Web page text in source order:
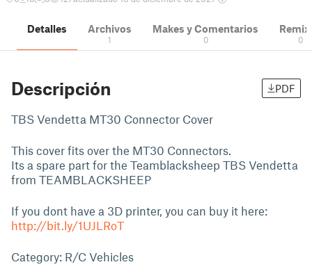
Detalles Archivos
1
Makes y Comentarios
0 0
Descripción PDF
TBS Vendetta MT30 Connector Cover
This cover fits over the MT30 Connectors.
Its a spare part for the Teamblacksheep TBS Vendetta
from TEAMBLACKSHEEP
If you dont have a 3D printer, you can buy it here:
http://bit.ly/1UJLRoT
Category: R/C Vehicles